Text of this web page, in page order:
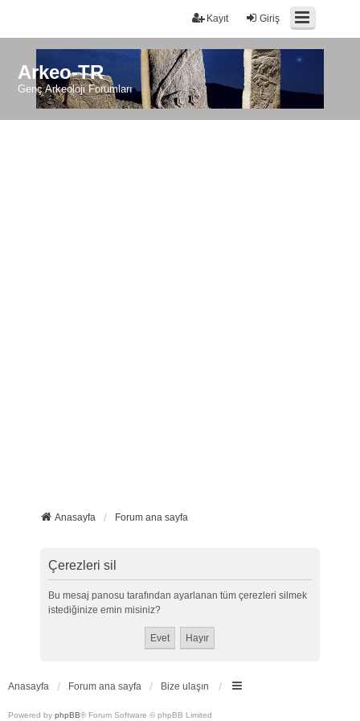
Giriş
Kayıt
Arkeo-TR
Genç Arkeoloji Forumları
Anasayfa Forum ana sayfa
Çerezleri sil
Bu mesaj panosu tarafından ayarlanan tüm çerezleri silmek
istediğinize emin misiniz?
Anasayfa Forum ana sayfa Bize ulaşın
Powered by phpBB® Forum Software © phpBB Limited